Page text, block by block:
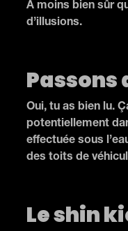
À moins bien sûr
d’illusions.
Passons
Oui, tu as bien lu.
potentiellement
effectuée sous
des toits de
Le shin